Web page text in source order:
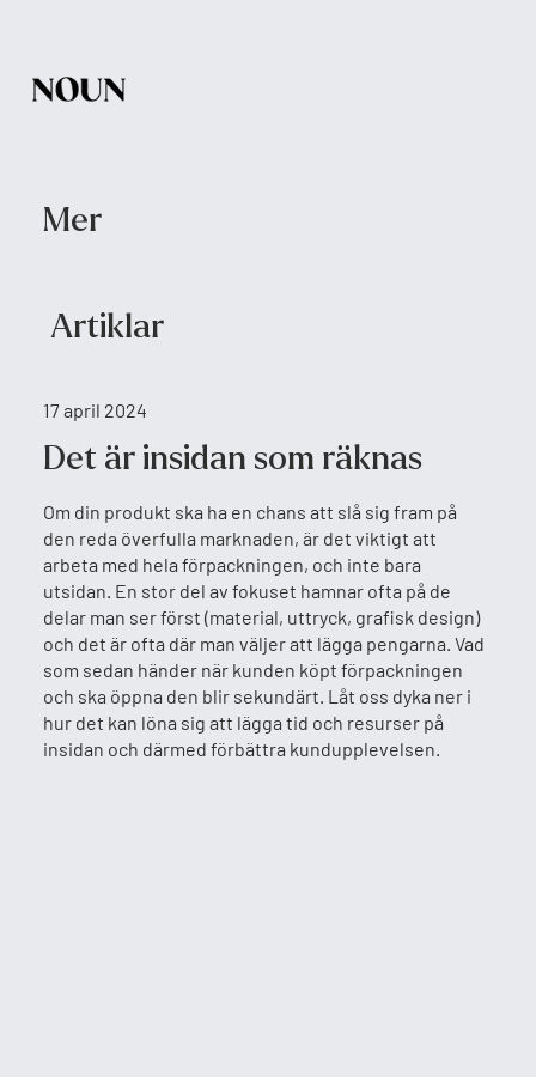
Det är insidan som räknas
17 april 2024
Om din produkt ska ha en chans att slå sig fram på
den reda överfulla marknaden, är det viktigt att
arbeta med hela förpackningen, och inte bara
utsidan. En stor del av fokuset hamnar ofta på de
delar man ser först (material, uttryck, grafisk design)
och det är ofta där man väljer att lägga pengarna. Vad
som sedan händer när kunden köpt förpackningen
och ska öppna den blir sekundärt. Låt oss dyka ner i
hur det kan löna sig att lägga tid och resurser på
insidan och därmed förbättra kundupplevelsen.
Mer
Artiklar